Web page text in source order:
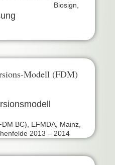
Biosign,
Modell (FDM)
BC), EFMDA, Mainz,
2013 – 2014